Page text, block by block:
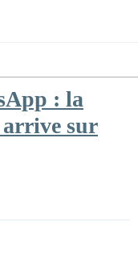
: la
arrive sur